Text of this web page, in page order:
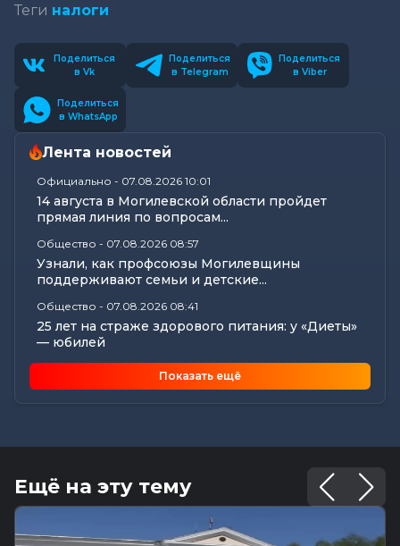
Теги налоги
Поделиться
в Vk
Поделиться
в Telegram
Поделиться
в Viber
Поделиться
в WhatsApp
Лента новостей
Официально - 07.08.2026 10:01
14 августа в Могилевской области пройдет
прямая линия по вопросам...
Общество - 07.08.2026 08:57
Узнали, как профсоюзы Могилевщины
поддерживают семьи и детские...
Общество - 07.08.2026 08:41
25 лет на страже здорового питания: у «Диеты»
— юбилей
Звездный расклад: к чему готовиться всем
знакам зодиака 8 августа
Как Могилевщина принимает молодых врачей
Общество
Рассказываем, как в Могилеве чествовали
Калейдоскоп -06.08.2026 16:44
Показать ещё
Ещё на эту тему